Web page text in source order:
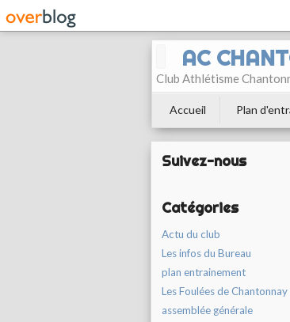
AC
Club Athlétisme
Accueil Plan
Suivez-nous
Catégories
Actu du club
Les infos du Bureau
plan entrainement
Les Foulées de Chantonnay
assemblée générale